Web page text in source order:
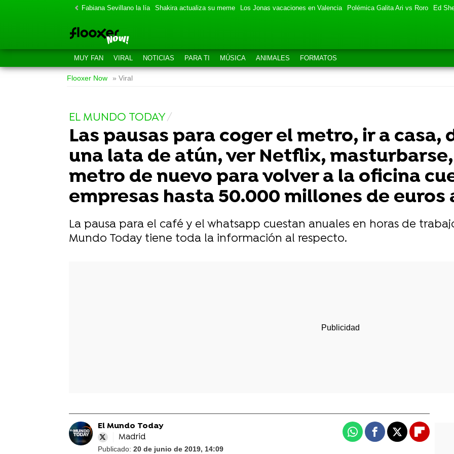
Fabiana Sevillano la lía Shakira actualiza su meme Los Jonas vacaciones en Valencia Polémica Galita Ari vs Roro Ed
MUY FAN VIRAL NOTICIAS PARA TI MÚSICA ANIMALES FORMATOS
Flooxer Now » Viral
EL MUNDO TODAY
Las pausas para coger el metro, ir a casa,
una lata de atún, ver Netflix,
metro de nuevo para volver a la oficina
empresas hasta 50.000 millones de euros
La pausa para el café y el whatsapp cuestan anuales en horas de
Mundo Today tiene toda la información al respecto.
El Mundo Today
Madrid
Publicado: 20 de junio de 2019, 14:09
WhatsappFacebook
X